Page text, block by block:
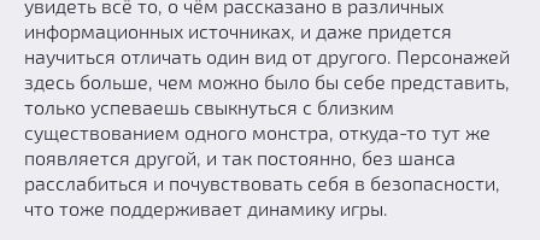
увидеть всё то, о чём рассказано в различных
информационных источниках, и даже придется
научиться отличать один вид от другого. Персонажей
здесь больше, чем можно было бы себе представить,
только успеваешь свыкнуться с близким
существованием одного монстра, откуда-то тут же
появляется другой, и так постоянно, без шанса
расслабиться и почувствовать себя в безопасности,
что тоже поддерживает динамику игры.